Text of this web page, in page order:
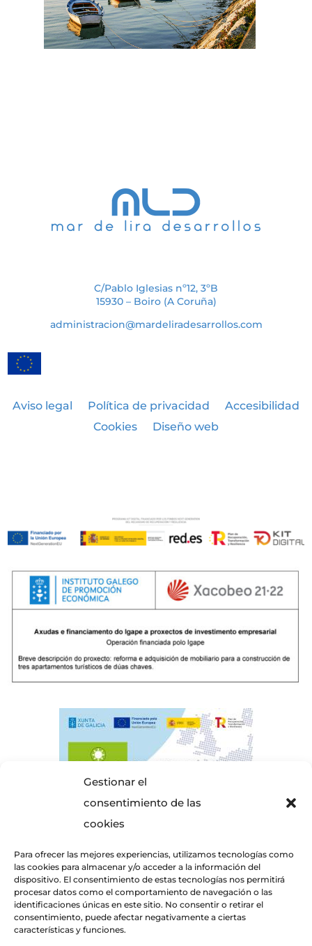
Gestionar el
consentimiento de las
cookies
Para ofrecer las mejores experiencias, utilizamos tecnologías como
las cookies para almacenar y/o acceder a la información del
dispositivo. El consentimiento de estas tecnologías nos permitirá
procesar datos como el comportamiento de navegación o las
identificaciones únicas en este sitio. No consentir o retirar el
consentimiento, puede afectar negativamente a ciertas
características y funciones.
C/Pablo Iglesias nº12, 3ºB
15930 – Boiro (A Coruña)
administracion@mardeliradesarrollos.com
Aviso legal Política de privacidad
Accesibilidad
Cookies
Diseño web